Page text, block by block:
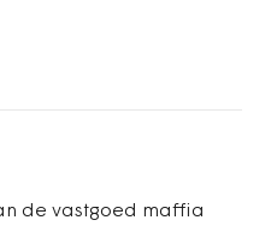
de vastgoed maffia